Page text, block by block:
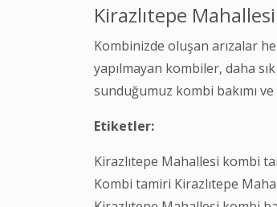
Kirazlıtepe
Kombinizde oluşan arızalar
yapılmayan kombiler, daha
sunduğumuz kombi bakımı
Etiketler:
Kirazlıtepe Mahallesi kombi
Kombi tamiri Kirazlıtepe